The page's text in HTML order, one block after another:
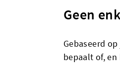
Geen
Gebaseerd
bepaalt of, en